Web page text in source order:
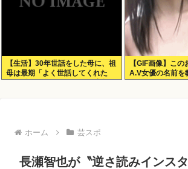
【生活】30年世話をした母に、祖
母は最期「よく世話してくれた
【GIF画像】こ
A.V女優の名前を
ホーム 芸スポ
長瀬智也が〝逆さ読みインス